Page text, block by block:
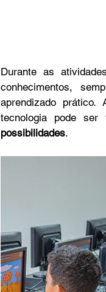
Durante as
conhecimentos,
aprendizado
tecnologia pode ser
possibilidades.